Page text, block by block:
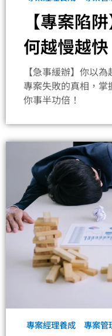
【專案陷
何越慢越快
【急事緩辦】你以
專案失敗的真相，
你事半功倍！
專案經理養成 專案管